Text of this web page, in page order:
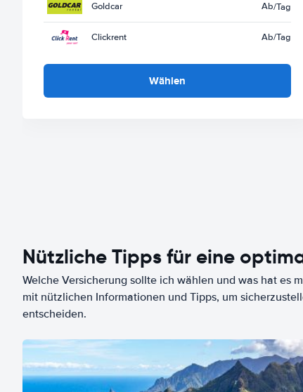
Goldcar Ab/Tag
Clickrent Ab/Tag
Wählen
Nützliche Tipps für eine
Welche Versicherung sollte ich wählen und was hat es
mit nützlichen Informationen und Tipps, um
entscheiden.